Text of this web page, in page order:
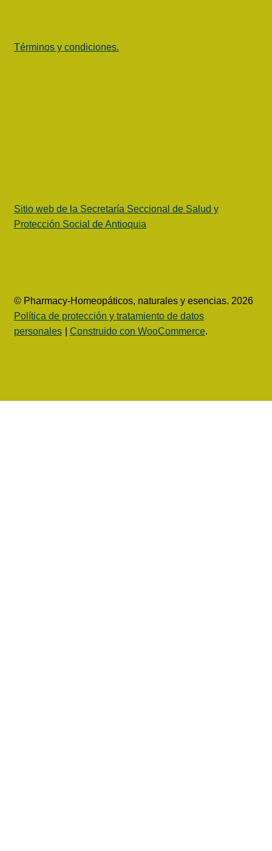
Términos y condiciones.
Sitio web de la Secretaría Seccional de Salud y
Protección Social de Antioquia
© Pharmacy-Homeopáticos, naturales y esencias. 2026
Política de protección y tratamiento de datos
personales
Construido con WooCommerce.